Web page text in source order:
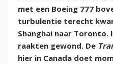
met een Boeing 777
turbulentie terecht
Shanghai naar Toronto.
raakten gewond. De
hier in Canada doet